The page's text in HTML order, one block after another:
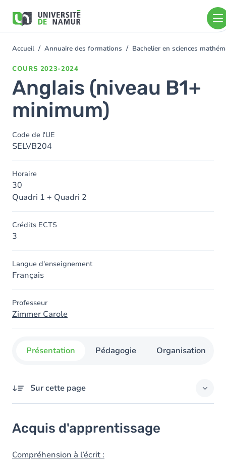
contenu
You
Accueil Annuaire des formations Bachelier en sciences
COURS 2023-2024
Anglais (niveau B1+
minimum)
Code de l'UE
SELVB204
Horaire
30
Quadri 1 + Quadri 2
Crédits ECTS
3
Langue d'enseignement
Français
Professeur
Zimmer Carole
Présentation Pédagogie Organisation
Sur cette page
Objectifs
Contenu
Acquis d'apprentissage
Compréhension à l’écrit :